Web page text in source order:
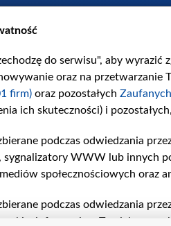
do serwisu", aby wyrazić
oraz na przetwarzanie
firm) oraz pozostałych
ich skuteczności) i
podczas odwiedzania
WWW lub innych
społecznościowych oraz
podczas odwiedzania
informacje o Twoich